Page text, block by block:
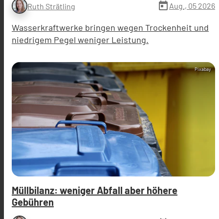
Ruth Strätling today Aug., 05 2026
Wasserkraftwerke bringen wegen Trockenheit und
niedrigem Pegel weniger Leistung.
Pixabay
Müllbilanz: weniger Abfall aber höhere
Gebühren